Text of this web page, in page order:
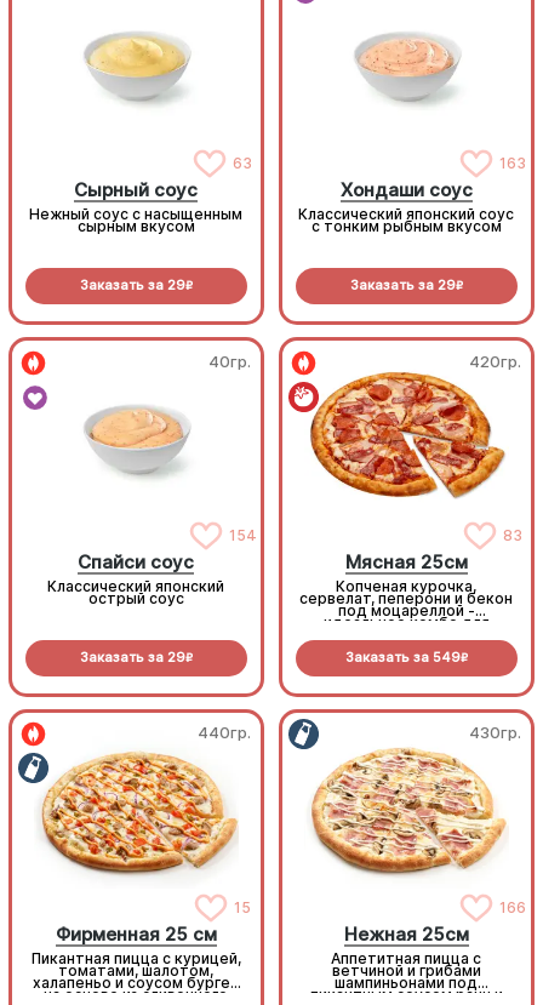
63
Сырный соус
Нежный соус с насыщенным
сырным вкусом
Заказать за 29R
163
Хондаши соус
Классический японский соус
с тонким рыбным вкусом
Заказать за 29R
40гр.
154
Спайси соус
Классический японский
острый соус
Заказать за 29R
420гр.
83
Мясная 25см
Копченая курочка,
сервелат, пеперони и бекон
под моцареллой -
идеальное комбо для
Заказать за 549R
440гр.
15
Фирменная 25 см
Пикантная пицца с курицей,
томатами, шалотом,
халапеньо и соусом бургер
на основе из сливочного
430гр.
166
Нежная 25см
Аппетитная пицца с
ветчиной и грибами
шампиньонами под
пикантным соусом ранч и